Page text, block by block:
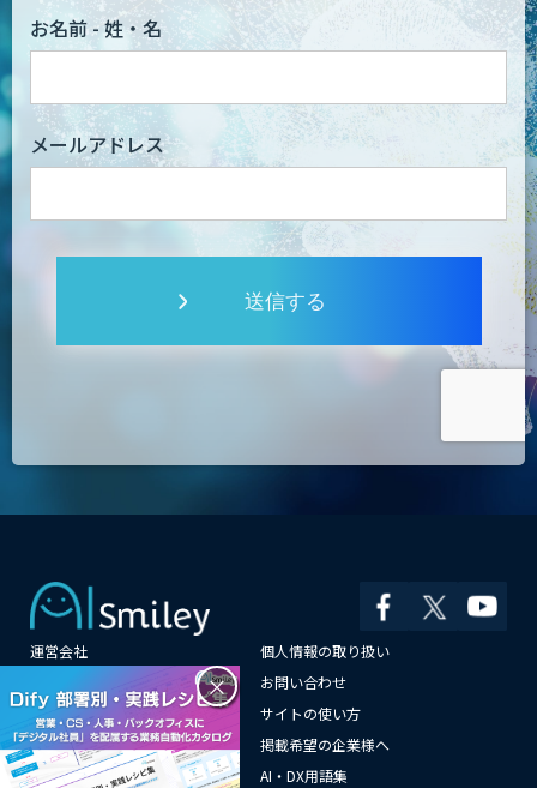
お名前 - 姓・名
メールアドレス
送信する
運営会社
個人情報の取り扱い
お問い合わせ
メールマガジン登録
サイトの使い方
情報提供はこちらから
掲載希望の企業様へ
AI企業一覧
AI・DX用語集
×